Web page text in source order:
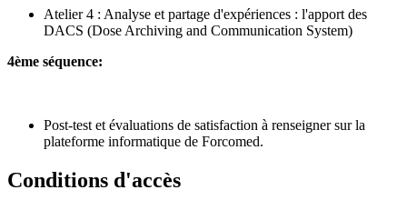
Atelier 4 : Analyse et partage d'expériences : l'apport des
DACS (Dose Archiving and Communication System)
4ème séquence:
Post-test et évaluations de satisfaction à renseigner sur la
plateforme informatique de Forcomed.
Conditions d'accès